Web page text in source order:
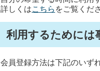
詳しくはこちら をご覧くだ
利用するためには
会員登録方法は下記のいず